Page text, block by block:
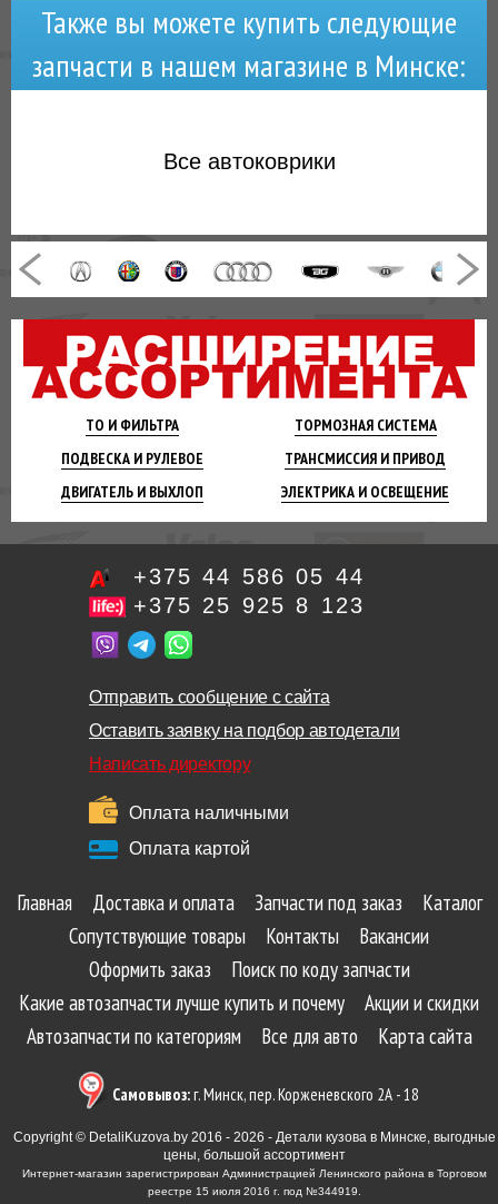
ТО И ФИЛЬТРА ТОРМОЗНАЯСИСТЕМА
ПОДВЕСКА И РУЛЕВОЕ ТРАНСМИССИЯ И ПРИВОД
ДВИГАТЕЛЬ И ВЫХЛОП ЭЛЕКТРИКА И ОСВЕЩЕНИЕ
Также вы можете купить следующие
запчасти в нашем магазине в Минске:
Все автоковрики
+375 44 586 05 44
+375 25 925 8 123
Отправить сообщение с сайта
Оставить заявку на подбор автодетали
Написать директору
Оплата наличными
Оплата картой
Главная Доставка и оплата Запчасти под заказ
Каталог
Сопутствующие товары
Контакты
Вакансии
Оформить заказ
Поиск по коду запчасти
Какие автозапчасти лучше купить и почему
Акции и скидки
Автозапчасти по категориям
Все для авто Карта сайта
Самовывоз:г. Минск, пер. Корженевского 2А - 18
Copyright © DetaliKuzova.by 2016 - 2026 - Детали кузова в Минске, выгодные
цены, большой ассортимент
Интернет-магазин зарегистрирован Администрацией Ленинского района в Торговом
реестре 15 июля 2016 г. под №344919.